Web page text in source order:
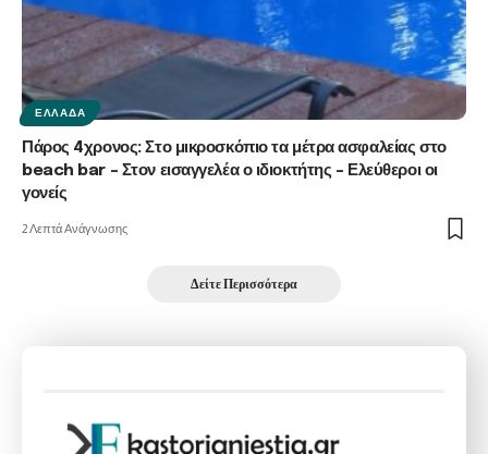
ΕΛΛΆΔΑ
Πάρος 4χρονος: Στο μικροσκόπιο τα μέτρα ασφαλείας στο
beach bar – Στον εισαγγελέα ο ιδιοκτήτης – Ελεύθεροι οι
γονείς
2 Λεπτά Ανάγνωσης
Δείτε Περισσότερα